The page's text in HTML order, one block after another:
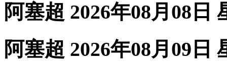
阿塞超 2026年08月08日
阿塞超 2026年08月09日